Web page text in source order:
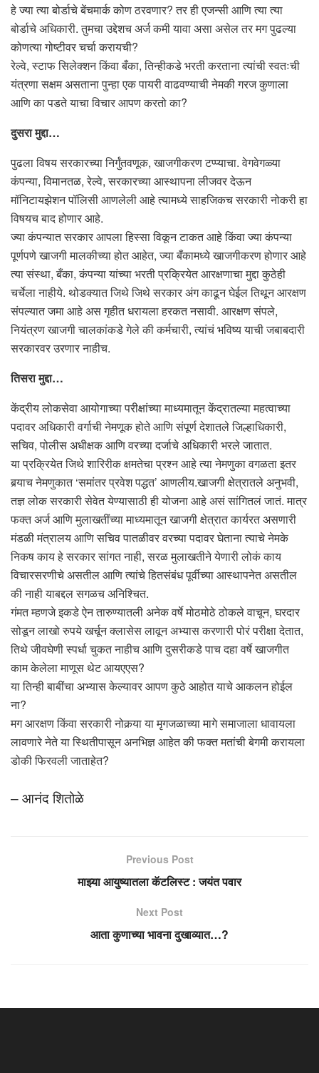
हे ज्या त्या बोर्डाचे बेंचमार्क कोण ठरवणार? तर ही एजन्सी आणि त्या त्या
बोर्डाचे अधिकारी. तुमचा उद्देशच अर्ज कमी यावा असा असेल तर मग पुढल्या
कोणत्या गोष्टीवर चर्चा करायची?
रेल्वे, स्टाफ सिलेक्शन किंवा बँका, तिन्हीकडे भरती करताना त्यांची स्वतःची
यंत्रणा सक्षम असताना पुन्हा एक पायरी वाढवण्याची नेमकी गरज कुणाला
आणि का पडते याचा विचार आपण करतो का?
दुसरा मुद्दा…
पुढला विषय सरकारच्या निर्गुंतवणूक, खाजगीकरण टप्प्याचा. वेगवेगळ्या
कंपन्या, विमानतळ, रेल्वे, सरकारच्या आस्थापना लीजवर देऊन
मॉनिटायझेशन पॉलिसी आणलेली आहे त्यामध्ये साहजिकच सरकारी नोकरी हा
विषयच बाद होणार आहे.
ज्या कंपन्यात सरकार आपला हिस्सा विकून टाकत आहे किंवा ज्या कंपन्या
पूर्णपणे खाजगी मालकीच्या होत आहेत, ज्या बँकामध्ये खाजगीकरण होणार आहे
त्या संस्था, बँका, कंपन्या यांच्या भरती प्रक्रियेत आरक्षणाचा मुद्दा कुठेही
चर्चेला नाहीये. थोडक्यात जिथे जिथे सरकार अंग काढून घेईल तिथून आरक्षण
संपल्यात जमा आहे अस गृहीत धरायला हरकत नसावी. आरक्षण संपले,
नियंत्रण खाजगी चालकांकडे गेले की कर्मचारी, त्यांचं भविष्य याची जबाबदारी
सरकारवर उरणार नाहीच.
तिसरा मुद्दा…
केंद्रीय लोकसेवा आयोगाच्या परीक्षांच्या माध्यमातून केंद्रातल्या महत्वाच्या
पदावर अधिकारी वर्गाची नेमणूक होते आणि संपूर्ण देशातले जिल्हाधिकारी,
सचिव, पोलीस अधीक्षक आणि वरच्या दर्जाचे अधिकारी भरले जातात.
या प्रक्रियेत जिथे शारिरीक क्षमतेचा प्रश्न आहे त्या नेमणुका वगळता इतर
बर्‍याच नेमणुकात ‘समांतर प्रवेश पद्धत’ आणलीय.खाजगी क्षेत्रातले अनुभवी,
तज्ञ लोक सरकारी सेवेत येण्यासाठी ही योजना आहे असं सांगितलं जातं. मात्र
फक्त अर्ज आणि मुलाखतींच्या माध्यमातून खाजगी क्षेत्रात कार्यरत असणारी
मंडळी मंत्रालय आणि सचिव पातळीवर वरच्या पदावर घेताना त्याचे नेमके
निकष काय हे सरकार सांगत नाही, सरळ मुलाखतीने येणारी लोकं काय
विचारसरणीचे असतील आणि त्यांचे हितसंबंध पूर्वीच्या आस्थापनेत असतील
की नाही याबद्दल सगळच अनिश्चित.
गंमत म्हणजे इकडे ऐन तारुण्यातली अनेक वर्षे मोठमोठे ठोकले वाचून, घरदार
सोडून लाखो रुपये खर्चून क्लासेस लावून अभ्यास करणारी पोरं परीक्षा देतात,
तिथे जीवघेणी स्पर्धा चुकत नाहीच आणि दुसरीकडे पाच दहा वर्षे खाजगीत
काम केलेला माणूस थेट आयएएस?
या तिन्ही बाबींचा अभ्यास केल्यावर आपण कुठे आहोत याचे आकलन होईल
ना?
मग आरक्षण किंवा सरकारी नोकर्‍या या मृगजळाच्या मागे समाजाला धावायला
लावणारे नेते या स्थितीपासून अनभिज्ञ आहेत की फक्त मतांची बेगमी करायला
डोकी फिरवली जाताहेत?
– आनंद शितोळे
Previous Post
माझ्या आयुष्यातला कॅटलिस्ट : जयंत पवार
Next Post
आता कुणाच्या भावना दुखाव्यात…?